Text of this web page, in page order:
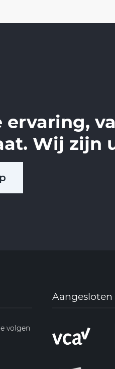
ervaring,
Wij zijn
volgen
Aangesloten